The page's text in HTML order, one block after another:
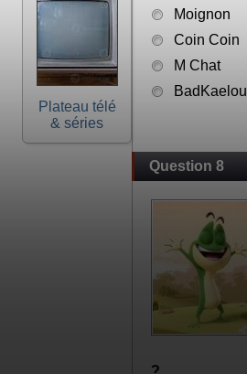
Plateau télé
& séries
Moignon
Coin Coin
M Chat
BadKaelou
Question 8
?